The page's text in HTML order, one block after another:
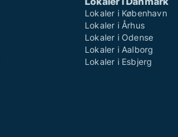
Lokaler i København
Lokaler i Århus
Lokaler i Odense
Lokaler i Aalborg
Lokaler i Esbjerg